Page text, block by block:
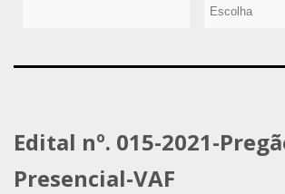
Edital nº. 015-2021-
Presencial-VAF